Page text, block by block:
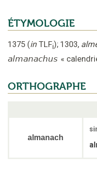
ÉTYMOLOGIE
1375 (in TLFi); 1303,
almanachus «
ORTHOGRAPHE
almanach